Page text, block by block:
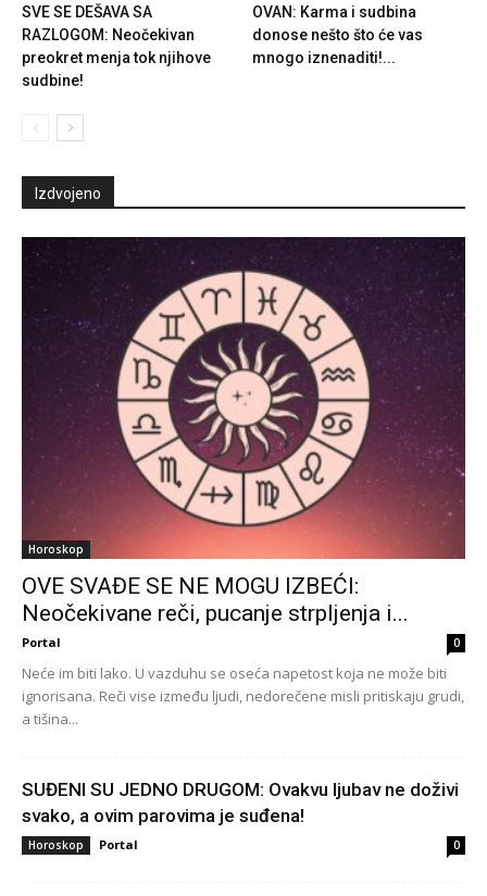
SVE SE DEŠAVA SA
RAZLOGOM: Neočekivan
preokret menja tok njihove
sudbine!
OVAN: Karma i sudbina
donose nešto što će vas
mnogo iznenaditi!...
Izdvojeno
Horoskop
OVE SVAĐE SE NE MOGU IZBEĆI:
Neočekivane reči, pucanje strpljenja i...
Portal 0
Neće im biti lako. U vazduhu se oseća napetost koja ne može biti
ignorisana. Reči vise između ljudi, nedorečene misli pritiskaju grudi,
a tišina...
SUĐENI SU JEDNO DRUGOM: Ovakvu ljubav ne doživi
svako, a ovim parovima je suđena!
Horoskop Portal 0